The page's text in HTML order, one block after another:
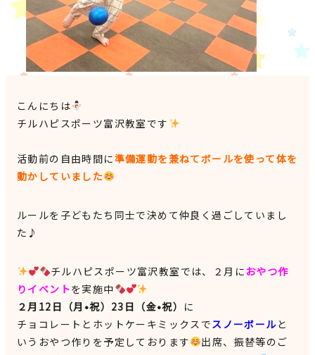
こんにちは
チルハピスポーツ富沢教室です
活動前の自由時間に準備運動を兼ねてボールを使って体を
動かしていました
ルールを子どもたち同士で決めて仲良く過ごしていまし
た♪
チルハピスポーツ富沢教室では、２月に おやつ作
りイベントを実施中
２月12日（月•祝）23日（金•祝） に
チョコレートとホットケーキミックスでスノーボールと
いうおやつ作りを予定しております
出席、振替等のご